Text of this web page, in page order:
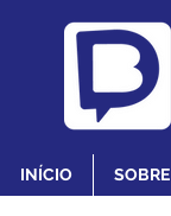
INÍCIO SOBRE